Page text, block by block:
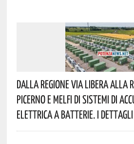
Dalla Regione Via Libera Alla
Picerno E Melfi Di Sistemi Di
Elettrica A Batterie. I Dettagli